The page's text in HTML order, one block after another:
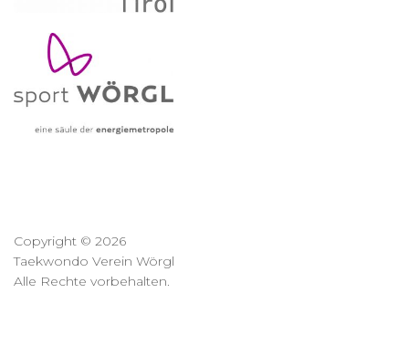
Copyright © 2026
Taekwondo Verein Wörgl
Alle Rechte vorbehalten.